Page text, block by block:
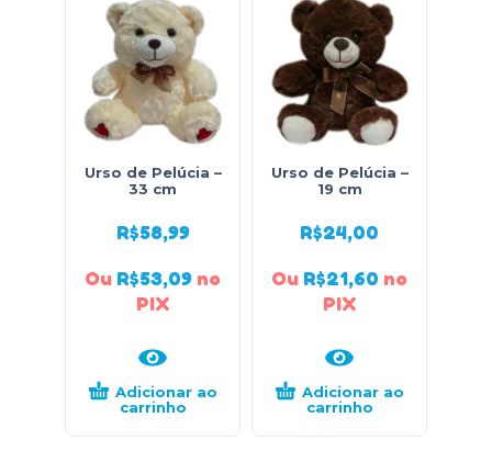
Urso de Pelúcia –
33 cm
R$58,99
Ou R$53,09 no
PIX
Adicionar ao
carrinho
Urso de Pelúcia –
19 cm
R$24,00
Ou R$21,60 no
PIX
Adicionar ao
carrinho